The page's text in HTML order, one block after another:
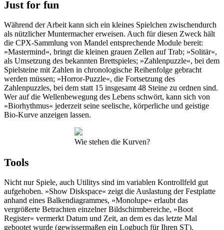
Just for fun
Während der Arbeit kann sich ein kleines Spielchen zwischendurch
als nützlicher Muntermacher erweisen. Auch für diesen Zweck hält
die CPX-Sammlung von Mandel entsprechende Module bereit:
»Mastermind«, bringt die kleinen grauen Zellen auf Trab; »Solitär«,
als Umsetzung des bekannten Brettspieles; »Zahlenpuzzle«, bei dem
Spielsteine mit Zahlen in chronologische Reihenfolge gebracht
werden müssen; »Horror-Puzzle«, die Fortsetzung des
Zahlenpuzzles, bei dem statt 15 insgesamt 48 Steine zu ordnen sind.
Wer auf die Wellenbewegung des Lebens schwört, kann sich von
»Biorhythmus« jederzeit seine seelische, körperliche und geistige
Bio-Kurve anzeigen lassen.
Wie stehen die Kurven?
Tools
Nicht nur Spiele, auch Utilitys sind im variablen Kontrollfeld gut
aufgehoben. »Show Diskspace« zeigt die Auslastung der Festplatte
anhand eines Balkendiagrammes, »Monolupe« erlaubt das
vergrößerte Betrachten einzelner Bildschirmbereiche, »Boot
Register« vermerkt Datum und Zeit, an dem es das letzte Mal
gebootet wurde (gewissermaßen ein Logbuch für Ihren ST).